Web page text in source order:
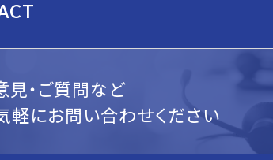
見・ご質問など
軽にお問い合わせください